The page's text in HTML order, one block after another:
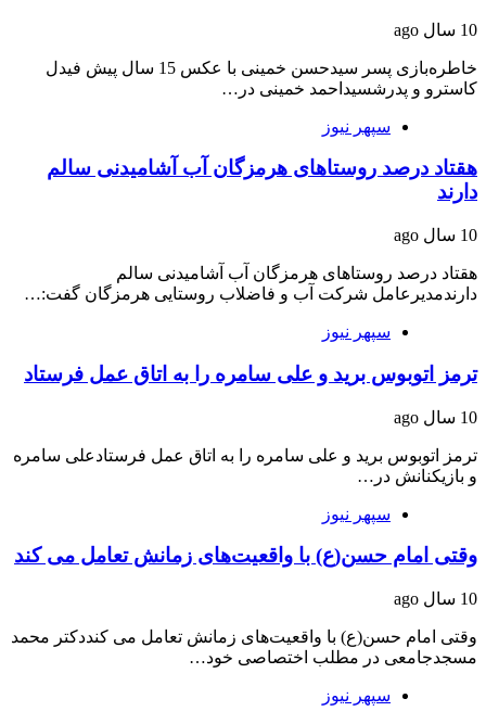
10 سال ago
خاطره‌بازی پسر سیدحسن خمینی با عکس 15 سال پیش فیدل
کاسترو و پدرشسیداحمد خمینی در…
سپهر نیوز
هقتاد درصد روستاهای هرمزگان آب آشامیدنی سالم
دارند
10 سال ago
هقتاد درصد روستاهای هرمزگان آب آشامیدنی سالم
دارندمدیرعامل شرکت آب و فاضلاب روستایی هرمزگان گفت:…
سپهر نیوز
ترمز اتوبوس برید و علی سامره را به اتاق عمل فرستاد
10 سال ago
ترمز اتوبوس برید و علی سامره را به اتاق عمل فرستادعلی سامره
و بازیکنانش در…
سپهر نیوز
وقتی امام حسن(ع) با واقعیت‌های زمانش تعامل می کند
10 سال ago
وقتی امام حسن(ع) با واقعیت‌های زمانش تعامل می کنددکتر محمد
مسجدجامعی در مطلب اختصاصی خود…
سپهر نیوز